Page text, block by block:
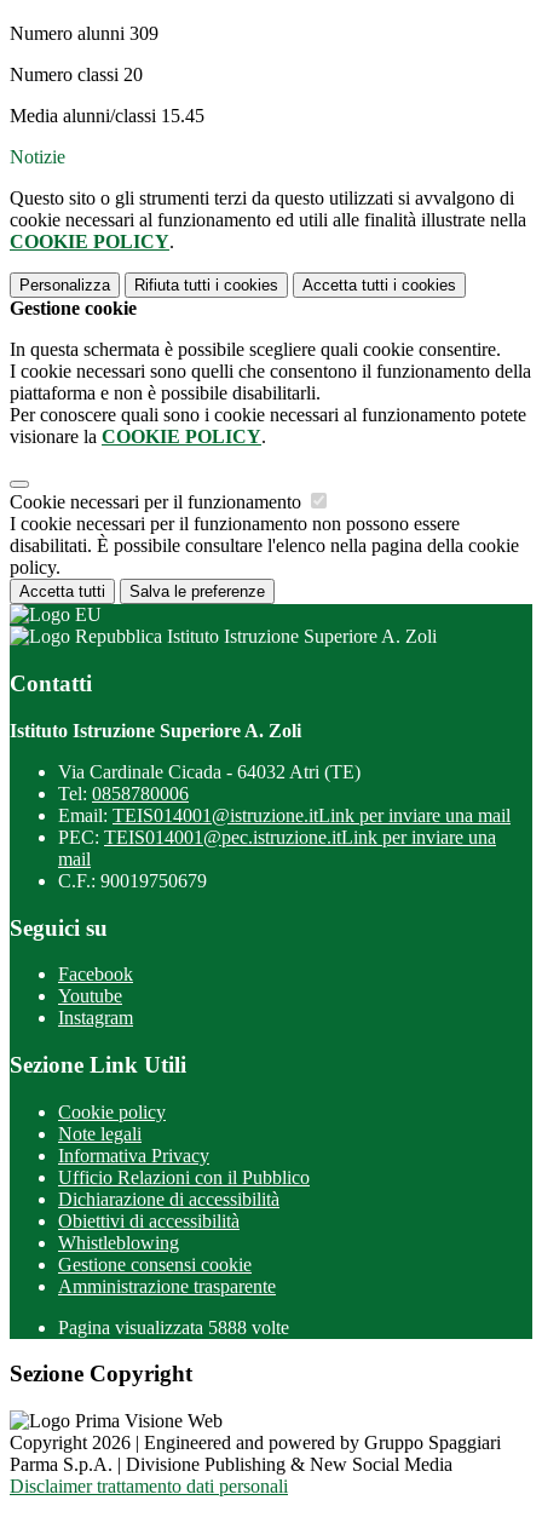
Numero alunni 309
Numero classi 20
Media alunni/classi 15.45
Notizie
Questo sito o gli strumenti terzi da questo utilizzati si avvalgono di
cookie necessari al funzionamento ed utili alle finalità illustrate nella
COOKIE POLICY.
Personalizza Rifiuta tutti i cookies Accetta tutti i cookies
Gestione cookie
In questa schermata è possibile scegliere quali cookie consentire.
I cookie necessari sono quelli che consentono il funzionamento della
piattaforma e non è possibile disabilitarli.
Per conoscere quali sono i cookie necessari al funzionamento potete
visionare la COOKIE POLICY.
Cookie necessari per il funzionamento
I cookie necessari per il funzionamento non possono essere
disabilitati. È possibile consultare l'elenco nella pagina della cookie
policy.
Accetta tutti Salva le preferenze
Istituto Istruzione Superiore A. Zoli
Contatti
Istituto Istruzione Superiore A. Zoli
Via Cardinale Cicada - 64032 Atri (TE)
Tel: 0858780006
Email: TEIS014001@istruzione.itLink per inviare una mail
PEC: TEIS014001@pec.istruzione.itLink per inviare una
mail
C.F.: 90019750679
Seguici su
Facebook
Youtube
Instagram
Sezione Link Utili
Cookie policy
Note legali
Informativa Privacy
Ufficio Relazioni con il Pubblico
Dichiarazione di accessibilità
Obiettivi di accessibilità
Whistleblowing
Gestione consensi cookie
Amministrazione trasparente
Pagina visualizzata 5888 volte
Sezione Copyright
Copyright 2026 | Engineered and powered by Gruppo Spaggiari
Parma S.p.A. | Divisione Publishing & New Social Media
Disclaimer trattamento dati personali